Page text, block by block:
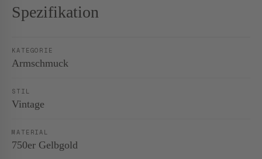
Spezifikation
KATEGORIE
Armschmuck
STIL
Vintage
MATERIAL
750er Gelbgold